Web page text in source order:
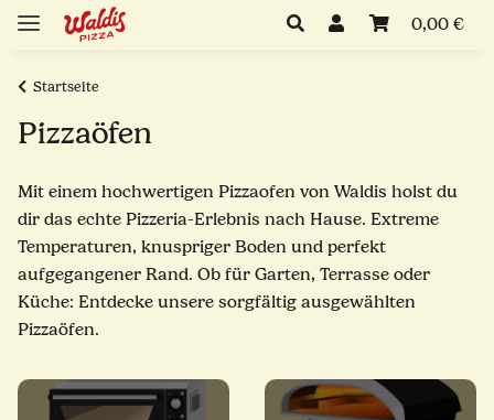
0,00 €
Startseite
Pizzaöfen
Mit einem hochwertigen Pizzaofen von Waldis holst du
dir das echte Pizzeria-Erlebnis nach Hause. Extreme
Temperaturen, knuspriger Boden und perfekt
aufgegangener Rand. Ob für Garten, Terrasse oder
Küche: Entdecke unsere sorgfältig ausgewählten
Pizzaöfen.